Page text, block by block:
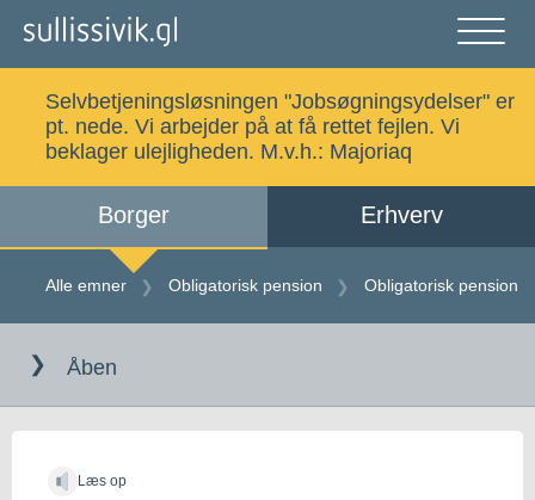
luk
Alle emner Selvbetjening
Kalaallisut
Selvbetjeningsløsningen "Jobsøgningsydelser" er
pt. nede. Vi arbejder på at få rettet fejlen. Vi
beklager ulejligheden. M.v.h.: Majoriaq
Borger Erhverv
Alle emner Obligatorisk pension Obligatorisk pension
indholdet
Åben
Læs op